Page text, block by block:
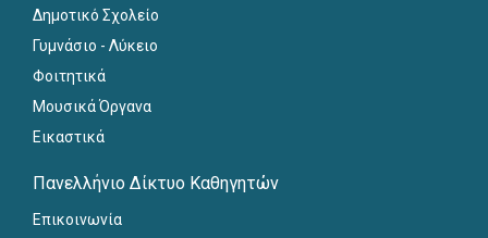
Δημοτικό Σχολείο
Γυμνάσιο - Λύκειο
Φοιτητικά
Μουσικά Όργανα
Εικαστικά
Πανελλήνιο Δίκτυο Καθηγητών
Επικοινωνία